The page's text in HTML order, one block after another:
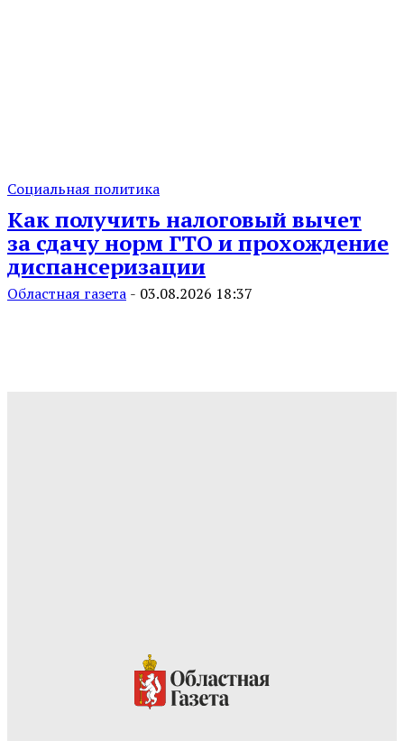
Социальная политика
Как получить налоговый вычет
за сдачу норм ГТО и прохождение
диспансеризации
Областная газета - 03.08.2026 18:37